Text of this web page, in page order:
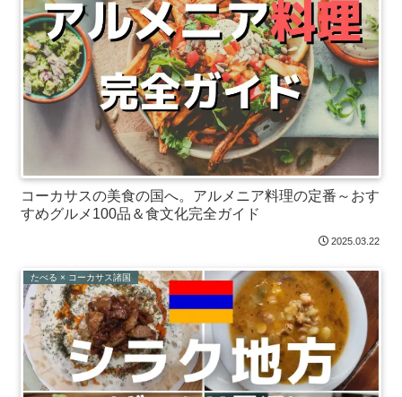
コーカサスの美食の国へ。アルメニア料理の定番～おす
すめグルメ100品＆食文化完全ガイド
2025.03.22
たべる × コーカサス諸国